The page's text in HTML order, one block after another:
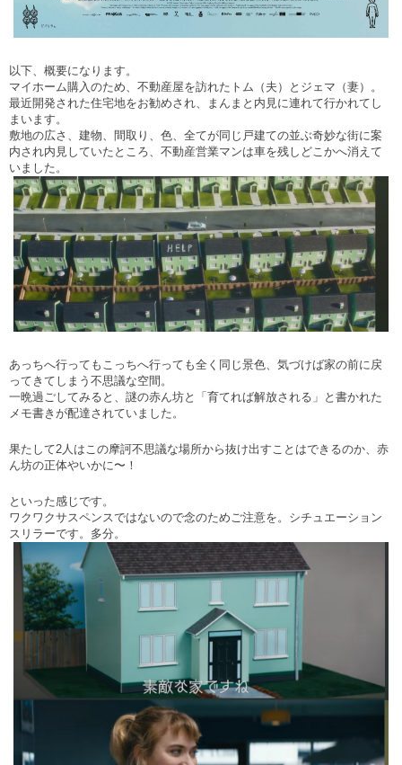
以下、概要になります。
マイホーム購入のため、不動産屋を訪れたトム（夫）とジェマ（妻）。
最近開発された住宅地をお勧めされ、まんまと内見に連れて行かれてし
まいます。
敷地の広さ、建物、間取り、色、全てが同じ戸建ての並ぶ奇妙な街に案
内され内見していたところ、不動産営業マンは車を残しどこかへ消えて
いました。
あっちへ行ってもこっちへ行っても全く同じ景色、気づけば家の前に戻
ってきてしまう不思議な空間。
一晩過ごしてみると、謎の赤ん坊と「育てれば解放される」と書かれた
メモ書きが配達されていました。
果たして2人はこの摩訶不思議な場所から抜け出すことはできるのか、赤
ん坊の正体やいかに〜！
といった感じです。
ワクワクサスペンスではないので念のためご注意を。シチュエーション
スリラーです。多分。